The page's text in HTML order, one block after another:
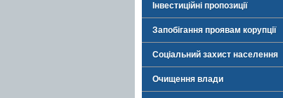
Інвестиційні пропозиції
Запобігання проявам корупції
Соціальний захист населення
Очищення влади